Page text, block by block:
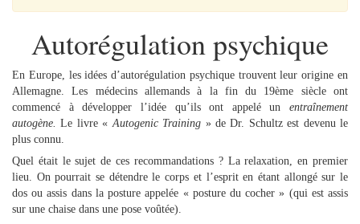
Autorégulation psychique
En Europe, les idées d’autorégulation psychique trouvent leur origine en
Allemagne. Les médecins allemands à la fin du 19ème siècle ont
commencé à développer l’idée qu’ils ont appelé un entraînement
autogène. Le livre «Autogenic Training » de Dr. Schultz est devenu le
plus connu.
Quel était le sujet de ces recommandations ? La relaxation, en premier
lieu. On pourrait se détendre le corps et l’esprit en étant allongé sur le
dos ou assis dans la posture appelée « posture du cocher » (qui est assis
sur une chaise dans une pose voûtée).